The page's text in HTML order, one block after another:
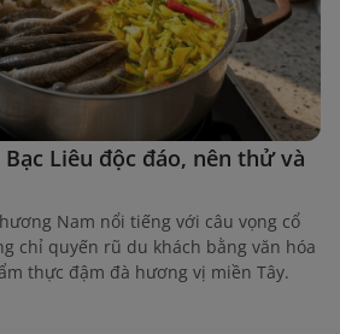
Bạc Liêu độc đáo, nên thử và
Nam nổi tiếng với câu vọng cổ
chỉ quyến rũ du khách bằng văn hóa
thực đậm đà hương vị miền Tây.